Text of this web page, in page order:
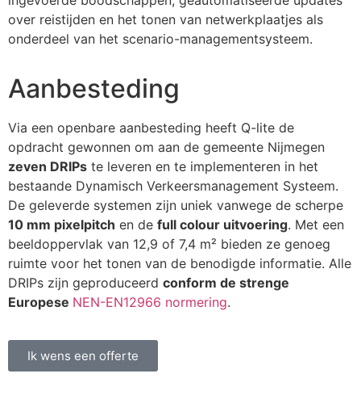
over reistijden en het tonen van netwerkplaatjes als
onderdeel van het scenario-managementsysteem.
Aanbesteding
Via een openbare aanbesteding heeft Q-lite de
opdracht gewonnen om aan de gemeente Nijmegen
zeven DRIPs te leveren en te implementeren in het
bestaande Dynamisch Verkeersmanagement Systeem.
De geleverde systemen zijn uniek vanwege de scherpe
10 mm pixelpitch en de full colour uitvoering. Met een
beeldoppervlak van 12,9 of 7,4 m² bieden ze genoeg
ruimte voor het tonen van de benodigde informatie. Alle
DRIPs zijn geproduceerd conform de strenge
Europese NEN-EN12966 normering.
Ik wens een offerte